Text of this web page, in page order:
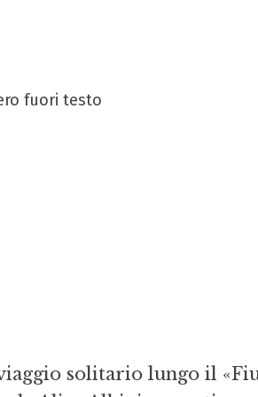
fuori testo
solitario lungo il